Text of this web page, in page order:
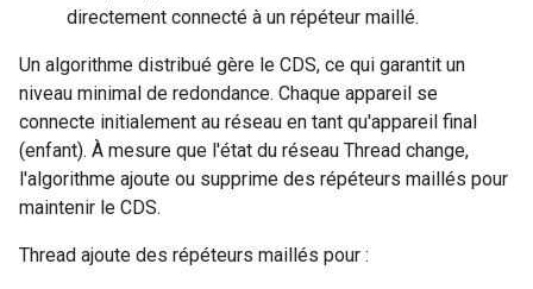
directement connecté à un répéteur maillé.
Un algorithme distribué gère le CDS, ce qui garantit un
niveau minimal de redondance. Chaque appareil se
connecte initialement au réseau en tant qu'appareil final
(enfant). À mesure que l'état du réseau Thread change,
l'algorithme ajoute ou supprime des répéteurs maillés pour
maintenir le CDS.
Thread ajoute des répéteurs maillés pour :